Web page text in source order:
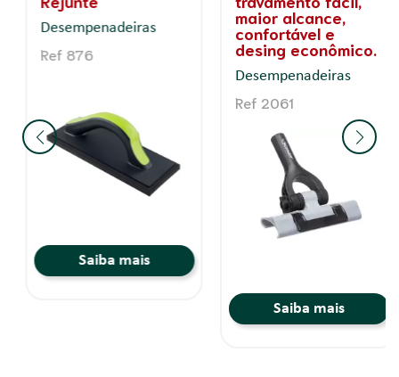
Desempenadeiras
Ref 876
Saiba mais
maior alcance,
confortável e
desing econômico.
Desempenadeiras
Ref 2061
Saiba mais